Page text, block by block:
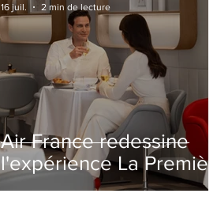
Air France redessine
l'expérience La Première
avec un salon
16 juil.
2 min de lecture